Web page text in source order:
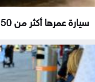
سيارة عمرها أكثر من 50 عامًا تُعرض بأكثر...